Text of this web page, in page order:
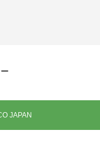
JAPAN